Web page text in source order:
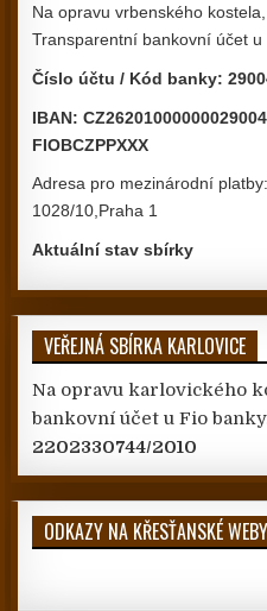
Na opravu vrbenského
Transparentní bankovní účet u
Číslo účtu / Kód banky:
IBAN:
FIOBCZPPXXX
Adresa pro mezinárodní
1028/10,Praha 1
Aktuální stav sbírky
VEŘEJNÁ SBÍRKA KARLOVICE
Na opravu karlovického
bankovní účet u Fio
2202330744/2010
ODKAZY NA KŘESŤANSKÉ WEBY